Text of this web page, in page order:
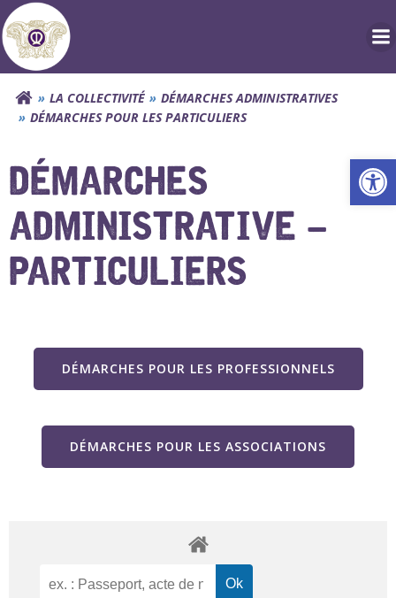
Aller
au
contenu
LA COLLECTIVITÉ
DÉMARCHES ADMINISTRATIVES
DÉMARCHES POUR LES PARTICULIERS
DÉMARCHES
ADMINISTRATIVE –
PARTICULIERS
DÉMARCHES POUR LES PROFESSIONNELS
DÉMARCHES POUR LES ASSOCIATIONS